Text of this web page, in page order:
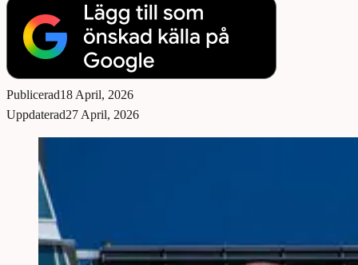
Publicerad18 April, 2026
Uppdaterad27 April, 2026